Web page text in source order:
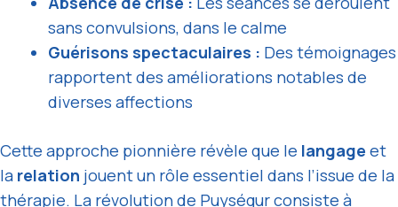
sans convulsions, dans le calme
Guérisons spectaculaires : Des témoignages
rapportent des améliorations notables de
diverses affections
Cette approche pionnière révèle que le langage et
la relation jouent un rôle essentiel dans l’issue de la
thérapie. La révolution de Puységur consiste à